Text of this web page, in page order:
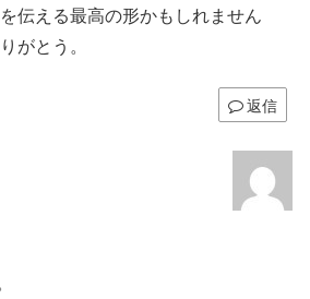
伝える最高の形かもしれません
がとう。
返信